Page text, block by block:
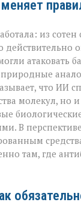
из
действительно
атаковать
что ИИ
молекул, но
В
там, где